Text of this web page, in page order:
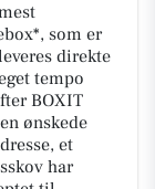
som er
direkte
tempo
BOXIT
ønskede
et
har